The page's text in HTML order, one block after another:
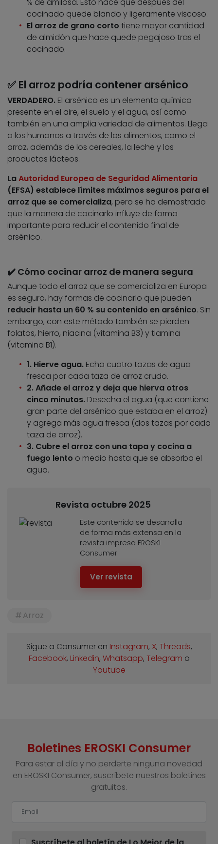
cocinado quede blando y ligeramente viscoso.
El arroz de grano corto tiene mayor cantidad
de almidón que hace quede pegajoso tras el
cocinado.
✅ El arroz podría contener arsénico
VERDADERO. El arsénico es un elemento químico
presente en el aire, el suelo y el agua, así como
también en una amplia variedad de alimentos. Llega
a los humanos a través de los alimentos, como el
arroz, además de los cereales, la leche y los
productos lácteos.
LaAutoridad Europea de Seguridad Alimentaria
(EFSA) establece límites máximos seguros para el
arroz que se comercializa, pero se ha demostrado
que la manera de cocinarlo influye de forma
importante para reducir el contenido final de
arsénico.
✔️ Cómo cocinar arroz de manera segura
Aunque todo el arroz que se comercializa en Europa
es seguro, hay formas de cocinarlo que pueden
reducir hasta un 60 % su contenido en arsénico. Sin
embargo, con este método también se pierden
folatos, hierro, niacina (vitamina B3) y tiamina
(vitamina B1).
1. Hierve agua. Echa cuatro tazas de agua
fresca por cada taza de arroz crudo.
2. Añade el arroz y deja que hierva otros
cinco minutos. Desecha el agua (que contiene
gran parte del arsénico que estaba en el arroz)
y agrega más agua fresca (dos tazas por cada
taza de arroz).
3. Cubre el arroz con una tapa y cocina a
fuego lento o medio hasta que se absorba el
agua.
Revista octubre 2025
Este contenido se desarrolla
de forma más extensa en la
revista impresa EROSKI
Consumer
Ver revista
Arroz
Sigue a Consumer en Instagram, X, Threads,
Facebook, Linkedin, Whatsapp, Telegram o
Youtube
Boletines EROSKI Consumer
Para estar al día y no perderte ninguna novedad
en EROSKI Consumer, suscríbete nuestros boletines
gratuitos.